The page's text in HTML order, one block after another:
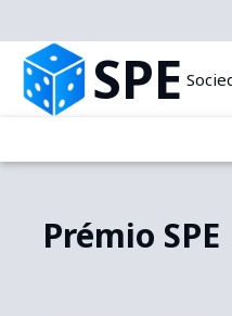
SPE
Prémio SPE